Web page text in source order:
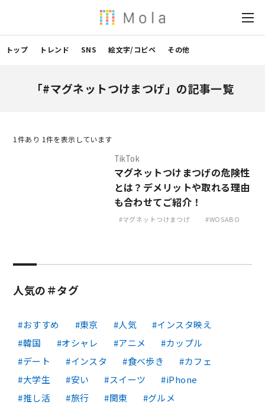
トップ トレンド SNS 絵文字/コピペ その他
「#マグネットつけまつげ」の記事一覧
1 件あり 1件を表示しています
TikTok
マグネットつけまつげの危険性
とは？デメリットや取れる理由
も合わせてご紹介！
マグネットつけまつげ WOSABO
人気の＃タグ
おすすめ 東京 人気
インスタ映え
韓国
オシャレ アニメ
カップル
デート
インスタ 食べ歩き
カフェ
大学生
安い スイーツ
iPhone
推し活
旅行 関東 グルメ